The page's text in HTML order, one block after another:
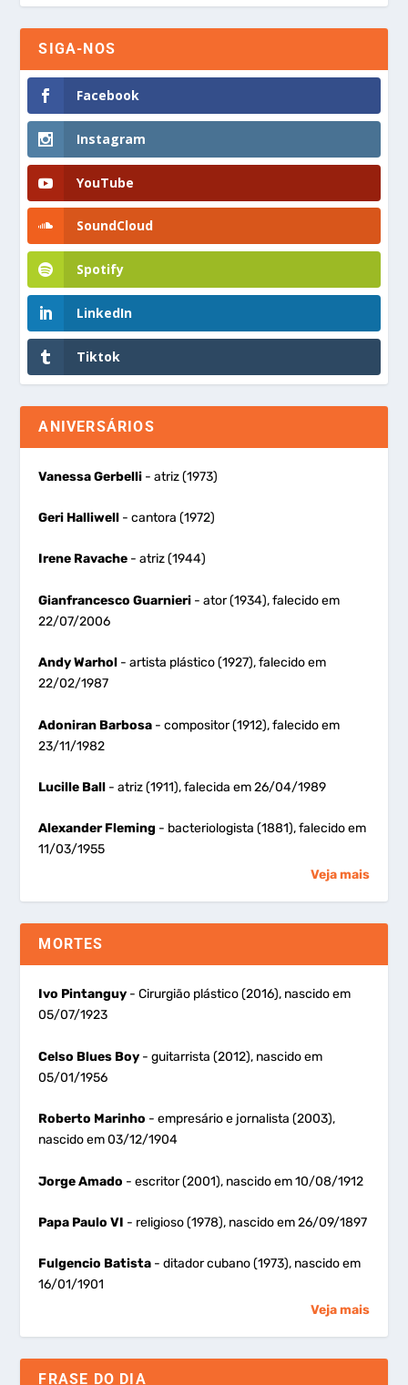
SIGA-NOS
Facebook
Instagram
YouTube
SoundCloud
Spotify
LinkedIn
Tiktok
ANIVERSÁRIOS
Vanessa Gerbelli - atriz (1973)
Geri Halliwell - cantora (1972)
Irene Ravache - atriz (1944)
Gianfrancesco Guarnieri - ator (1934), falecido em
22/07/2006
Andy Warhol - artista plástico (1927), falecido em
22/02/1987
Adoniran Barbosa - compositor (1912), falecido em
23/11/1982
Lucille Ball - atriz (1911), falecida em 26/04/1989
Alexander Fleming - bacteriologista (1881), falecido em
11/03/1955
Veja mais
MORTES
Ivo Pintanguy - Cirurgião plástico (2016), nascido em
05/07/1923
Celso Blues Boy - guitarrista (2012), nascido em
05/01/1956
Roberto Marinho - empresário e jornalista (2003),
nascido em 03/12/1904
Jorge Amado - escritor (2001), nascido em 10/08/1912
Papa Paulo VI - religioso (1978), nascido em 26/09/1897
Fulgencio Batista - ditador cubano (1973), nascido em
16/01/1901
Veja mais
FRASE DO DIA